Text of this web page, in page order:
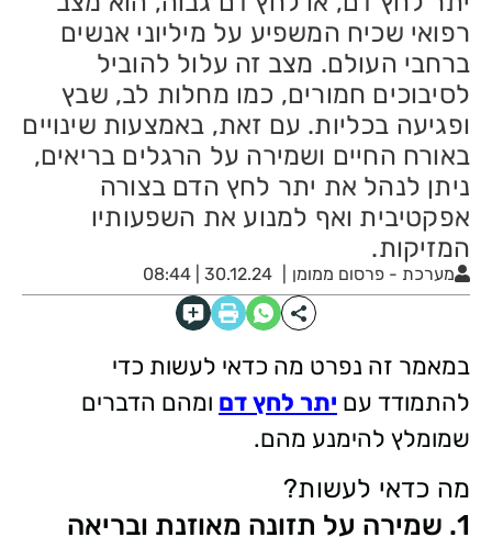
רפואי שכיח המשפיע על מיליוני אנשים
ברחבי העולם. מצב זה עלול להוביל
לסיבוכים חמורים, כמו מחלות לב, שבץ
ופגיעה בכליות. עם זאת, באמצעות שינויים
באורח החיים ושמירה על הרגלים בריאים,
ניתן לנהל את יתר לחץ הדם בצורה
אפקטיבית ואף למנוע את השפעותיו
המזיקות.
מערכת - פרסום ממומן 30.12.24 | 08:44
במאמר זה נפרט מה כדאי לעשות כדי
להתמודד עם יתר לחץ דם ומהם הדברים
שמומלץ להימנע מהם.
מה כדאי לעשות?
1. שמירה על תזונה מאוזנת ובריאה